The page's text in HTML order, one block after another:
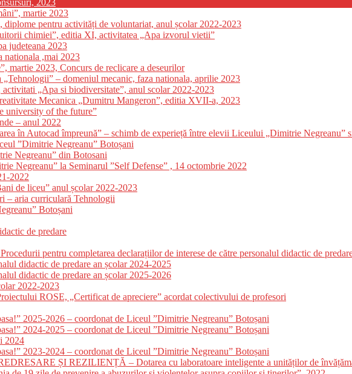
2023
martie 2023
pentru activități de voluntariat, anul școlar 2022-2023
chimiei”, editia XI, activitatea „Apa izvorul vietii”
judeteana 2023
nationala ,mai 2023
martie 2023, Concurs de reclicare a deseurilor
– domeniul mecanic, faza nationala, aprilie 2023
„Apa si biodiversitate”, anul scolar 2022-2023
Mecanica „Dumitru Mangeron”, editia XVII-a, 2023
university of the future”
– anul 2022
în Autocad împreună” – schimb de experieță între elevii Liceului „Dimitrie
”Dimitrie Negreanu” Botoșani
Negreanu” din Botosani
Negreanu” la Seminarul ”Self Defense” , 14 octombrie 2022
2022
de liceu” anul școlar 2022-2023
– aria curriculară Tehnologii
Botoșani
de predare
pentru completarea declarațiilor de interese de către personalul didactic de
didactic de predare an școlar 2024-2025
didactic de predare an școlar 2025-2026
2022-2023
ROSE, „Certificat de apreciere” acordat colectivului de profesori
2025-2026 – coordonat de Liceul ”Dimitrie Negreanu” Botoșani
2024-2025 – coordonat de Liceul ”Dimitrie Negreanu” Botoșani
2024
2023-2024 – coordonat de Liceul ”Dimitrie Negreanu” Botoșani
ȘI REZILIENȚĂ – Dotarea cu laboratoare inteligente a unităților de